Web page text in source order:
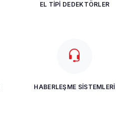
EL TIPI DEDEKTÖRLER
HABERLEŞME SISTEMLERI